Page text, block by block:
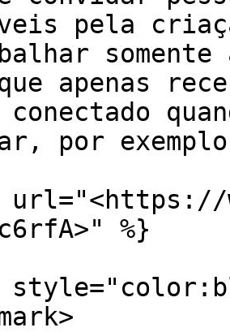
pela
somente
apenas
conectado
por
url="<https://
%}